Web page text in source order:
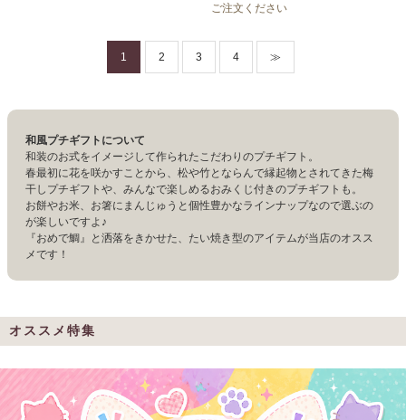
ご注文ください
1 2 3 4 ≫
和風プチギフトについて
和装のお式をイメージして作られたこだわりのプチギフト。
春最初に花を咲かすことから、松や竹とならんで縁起物とされてきた梅
干しプチギフトや、みんなで楽しめるおみくじ付きのプチギフトも。
お餅やお米、お箸にまんじゅうと個性豊かなラインナップなので選ぶの
が楽しいですよ♪
『おめで鯛』と洒落をきかせた、たい焼き型のアイテムが当店のオスス
メです！
オススメ特集